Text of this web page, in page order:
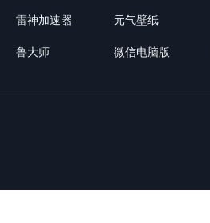
会退出骑乘状
16.弗莉德：
持续命中敌
17.帕拉斯
雷神加速器 元气壁纸
鲁大师 微信电脑版